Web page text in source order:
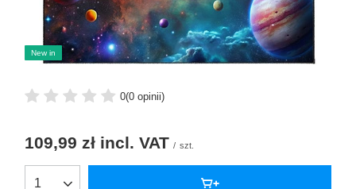
New in
0(0 opinii)
109,99 zł incl. VAT / szt.